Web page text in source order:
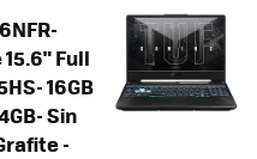
Full
16GB
Sin
-